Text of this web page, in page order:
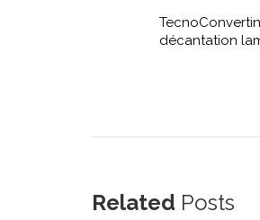
décantation
Related Posts